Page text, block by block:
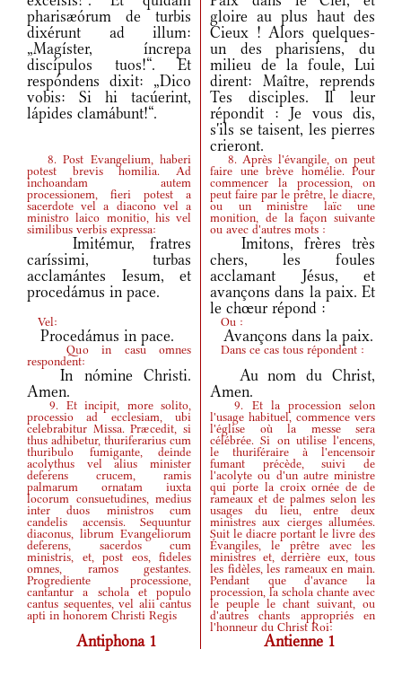
pharisæórum de turbis
dixérunt ad illum:
„Magíster, íncrepa
discípulos tuos!“. Et
respóndens dixit: „Dico
vobis: Si hi tacúerint,
lápides clamábunt!“.
gloire au plus haut des
Cieux ! Alors quelques-
un des pharisiens, du
milieu de la foule, Lui
dirent: Maître, reprends
Tes disciples. Il leur
répondit : Je vous dis,
s'ils se taisent, les pierres
crieront.
8. Post Evangelium, haberi
potest brevis homilia. Ad
inchoandam autem
processionem, fieri potest a
sacerdote vel a diacono vel a
ministro laico monitio, his vel
similibus verbis expressa:
8. Après l'évangile, on peut
faire une brève homélie. Pour
commencer la procession, on
peut faire par le prêtre, le diacre,
ou un ministre laïc une
monition, de la façon suivante
ou avec d'autres mots :
Imitémur, fratres
caríssimi, turbas
acclamántes Iesum, et
procedámus in pace.
Imitons, frères très
chers, les foules
acclamant Jésus, et
avançons dans la paix. Et
le chœur répond :
Vel: Ou :
Procedámus in pace. Avançons dans la paix.
Quo in casu omnes
respondent:
Dans ce cas tous répondent :
In nómine Christi.
Amen.
Au nom du Christ,
Amen.
9. Et incipit, more solito,
processio ad ecclesiam, ubi
celebrabitur Missa. Præcedit, si
thus adhibetur, thuriferarius cum
thuribulo fumigante, deinde
acolythus vel alius minister
deferens crucem, ramis
palmarum ornatam iuxta
locorum consuetudines, medius
inter duos ministros cum
candelis accensis. Sequuntur
diaconus, librum Evangeliorum
deferens, sacerdos cum
ministris, et, post eos, fideles
omnes, ramos gestantes.
Progrediente processione,
cantantur a schola et populo
cantus sequentes, vel alii cantus
apti in honorem Christi Regis
9. Et la procession selon
l'usage habituel, commence vers
l'église où la messe sera
célébrée. Si on utilise l'encens,
le thuriféraire à l'encensoir
fumant précède, suivi de
l'acolyte ou d'un autre ministre
qui porte la croix ornée de de
rameaux et de palmes selon les
usages du lieu, entre deux
ministres aux cierges allumées.
Suit le diacre portant le livre des
Évangiles, le prêtre avec les
ministres et, derrière eux, tous
les fidèles, les rameaux en main.
Pendant que d'avance la
procession, la schola chante avec
le peuple le chant suivant, ou
d'autres chants appropriés en
l'honneur du Christ Roi:
Antiphona 1 Antienne 1